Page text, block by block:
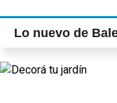
Lo nuevo de